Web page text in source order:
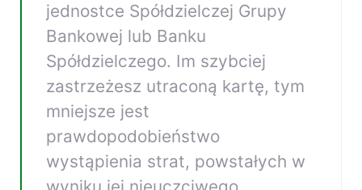
jednostce Spółdzielczej Grupy
Bankowej lub Banku
Spółdzielczego. Im szybciej
zastrzeżesz utraconą kartę, tym
mniejsze jest
prawdopodobieństwo
wystąpienia strat, powstałych w